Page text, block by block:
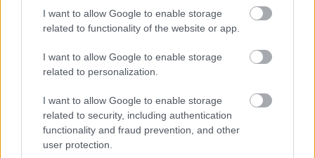
I want to allow Google to enable storage
related to functionality of the website or app.
I want to allow Google to enable storage
related to personalization.
I want to allow Google to enable storage
related to security, including authentication
functionality and fraud prevention, and other
user protection.
in cazul vergeturilor de culoare argintie si
reface depozitul de melanina.
Endermologia
a inceput sa fie utilizata din ce
in ce mai des in tratamentul vergeturilor. Prin
sangelui in zonele afectate, atenuand
vergeturile.